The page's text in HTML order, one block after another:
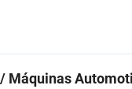
Máquinas